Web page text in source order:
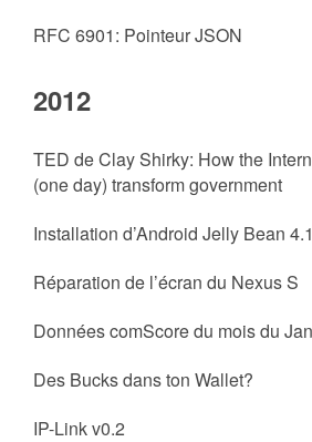
RFC 6901: Pointeur JSON
2012
TED de Clay Shirky: How the
(one day) transform government
Installation d’Android Jelly Bean
Réparation de l’écran du Nexus S
Données comScore du mois du
Des Bucks dans ton Wallet?
IP-Link v0.2